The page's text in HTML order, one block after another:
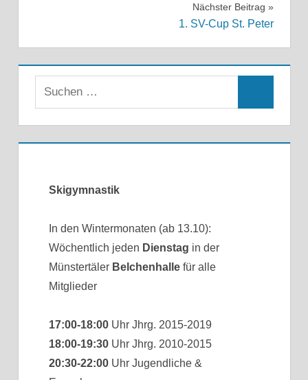
Nächster Beitrag
1. SV-Cup St. Peter
Skigymnastik
In den Wintermonaten (ab 13.10):
Wöchentlich jeden Dienstag in der
Münstertäler Belchenhallefür alle
Mitglieder
17:00-18:00Uhr Jhrg. 2015-2019
18:00-19:30Uhr Jhrg. 2010-2015
20:30-22:00Uhr Jugendliche &